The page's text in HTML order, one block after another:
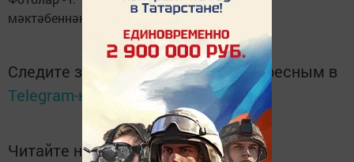
мәктәбеннән.
Следите за самым важным и интересным в
Telegram-канале
Татмедиа
Читайте новости Татарстана в